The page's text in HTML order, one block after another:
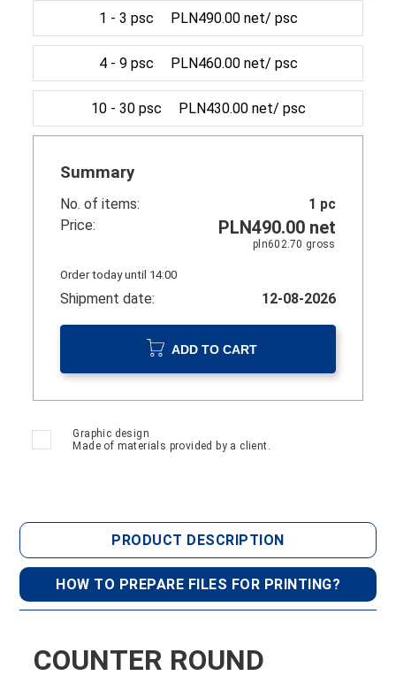
1 - 3 psc PLN490.00 net/ psc
4 - 9 psc PLN460.00 net/ psc
10 - 30 psc PLN430.00 net/ psc
Summary
No. of items: 1 pc
Price:
PLN490.00net
pln602.70 gross
Order today until 14:00
Shipment date: 12-08-2026
ADD TO CART
Graphic design
Made of materials provided by a client.
PRODUCT DESCRIPTION
HOW TO PREPARE FILES FOR PRINTING?
COUNTER ROUND